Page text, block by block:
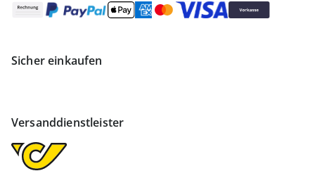
Sicher einkaufen
Versanddienstleister